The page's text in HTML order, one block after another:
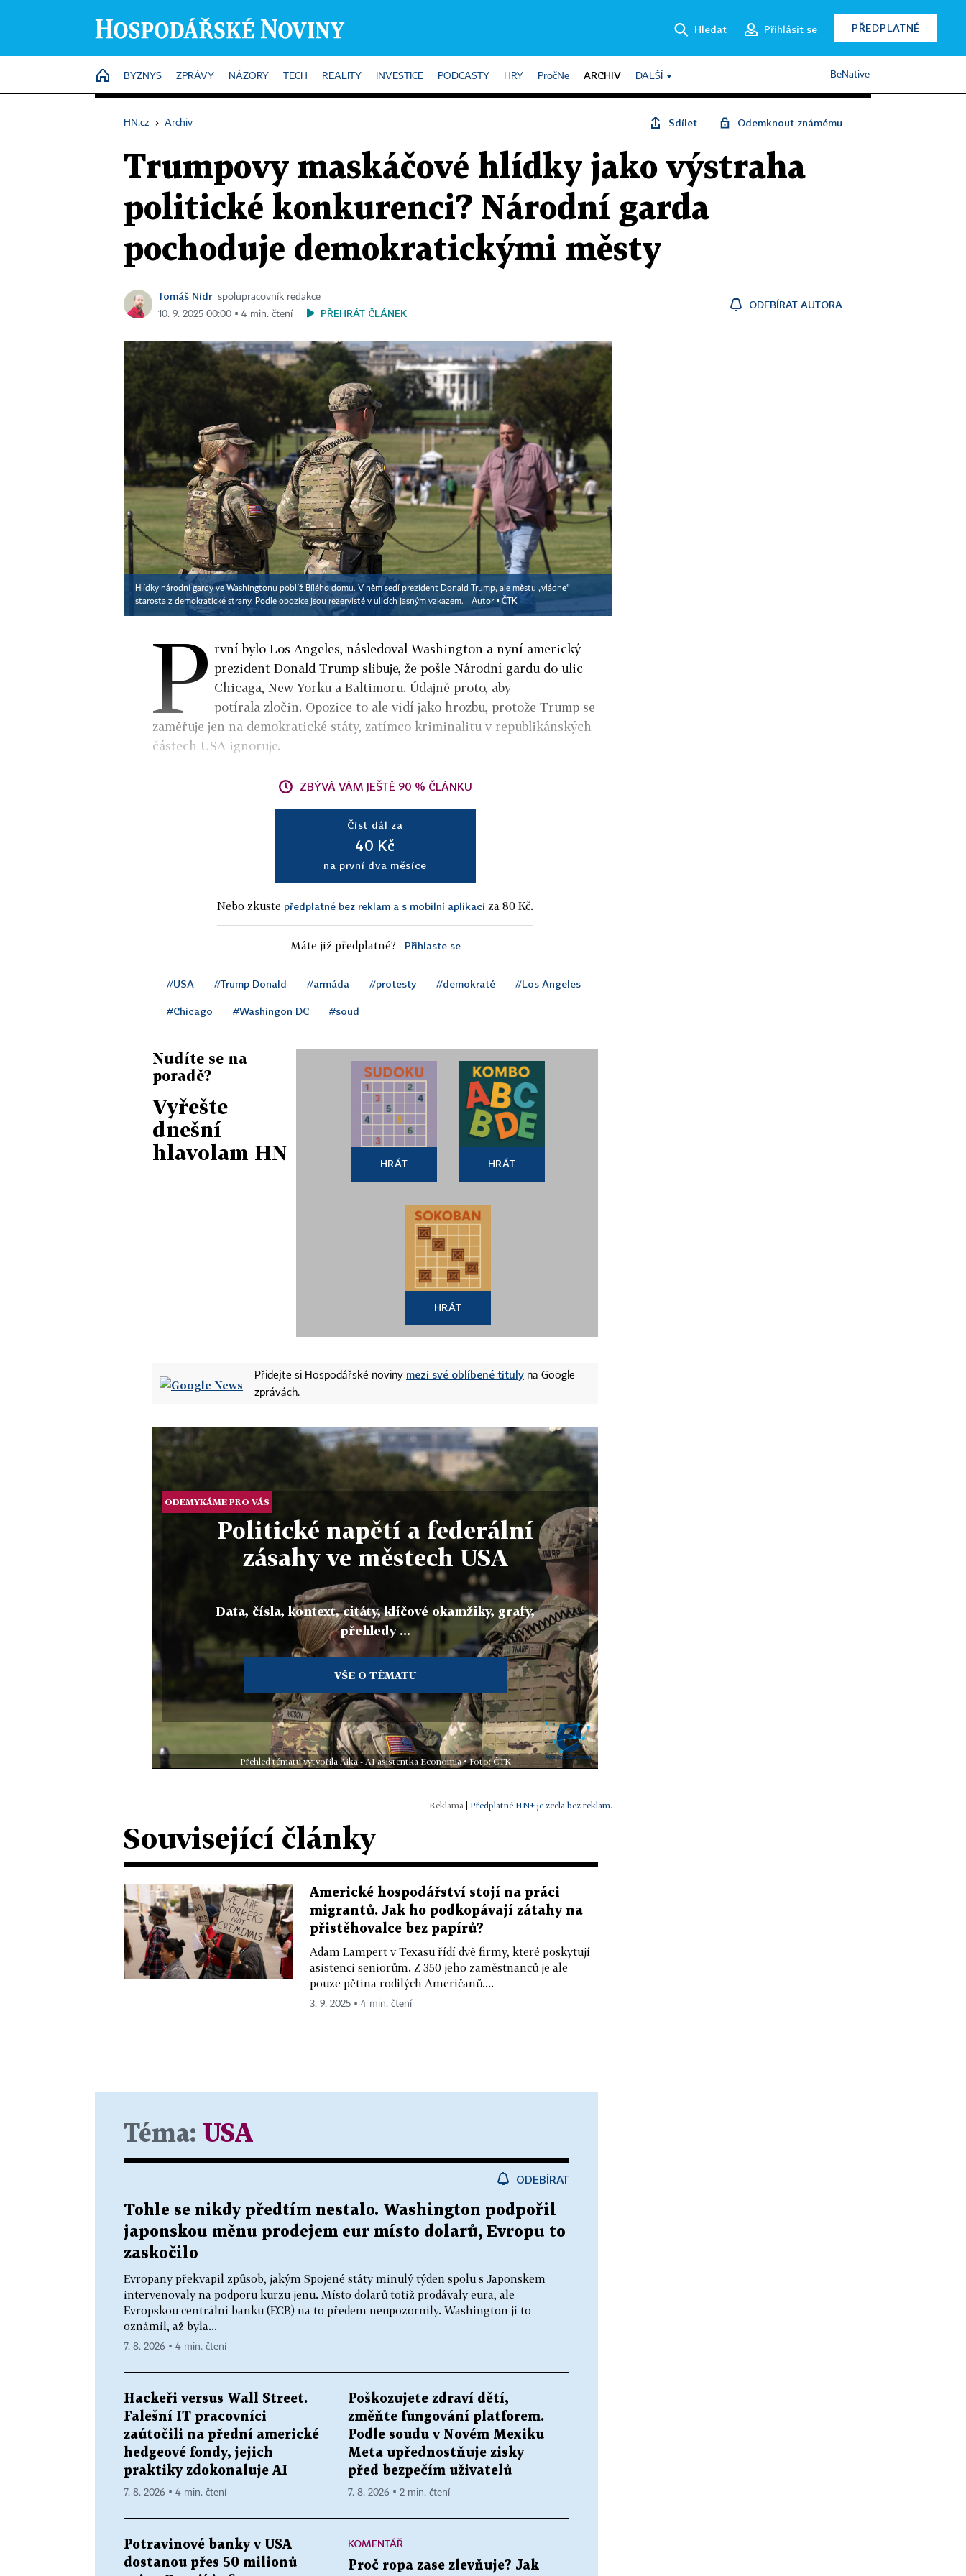
Hledat Přihlásit se PŘEDPLATNÉ
HOME
BYZNYS ZPRÁVY NÁZORY TECH REALITY INVESTICE PODCASTY HRY PročNe ARCHIV DALŠÍ BeNative
HN.cz › Archiv Sdílet Odemknout známému
Trumpovy maskáčové hlídky jako výstraha
politické konkurenci? Národní garda
pochoduje demokratickými městy
Tomáš Nídr spolupracovník redakce
10. 9. 2025 00:00 ▪ 4 min. čtení
PŘEHRÁT ČLÁNEK
ODEBÍRAT AUTORA
Hlídky národní gardy ve Washingtonu poblíž Bílého domu. V něm sedí prezident Donald Trump, ale městu „vládne“
starosta z demokratické strany. Podle opozice jsou rezervisté v ulicích jasným vzkazem.
Autor ▪ ČTK
P rvní bylo Los Angeles, následoval Washington a nyní americký
prezident Donald Trump slibuje, že pošle Národní gardu do ulic
Chicaga, New Yorku a Baltimoru. Údajně proto, aby
potírala zločin. Opozice to ale vidí jako hrozbu, protože Trump se
zaměřuje jen na demokratické státy, zatímco kriminalitu v republikánských
částech USA ignoruje.
ZBÝVÁ VÁM JEŠTĚ 90 % ČLÁNKU
Číst dál za
40 Kč
na první dva měsíce
Nebo zkuste předplatné bez reklam a s mobilní aplikací za 80 Kč.
Máte již předplatné? Přihlaste se
#USA #Trump Donald #armáda #protesty #demokraté #Los Angeles
#Chicago #Washingon DC #soud
Nudíte se na
poradě?
Vyřešte
dnešní
hlavolam HN
HRÁT HRÁT
HRÁT
Přidejte si Hospodářské noviny mezi své oblíbené tituly na Google
zprávách.
ODEMYKÁME PRO VÁS
Politické napětí a federální
zásahy ve městech USA
Data, čísla, kontext, citáty, klíčové okamžiky, grafy,
přehledy ...
VŠE O TÉMATU
Přehled tématu vytvořila Aika - AI asistentka Economia • Foto: ČTK
Předplatné HN+ je zcela bez reklam.
Související články
Americké hospodářství stojí na práci
migrantů. Jak ho podkopávají zátahy na
přistěhovalce bez papírů?
Adam Lampert v Texasu řídí dvě firmy, které poskytují
asistenci seniorům. Z 350 jeho zaměstnanců je ale
pouze pětina rodilých Američanů....
3. 9. 2025 ▪ 4 min. čtení
Téma: USA
ODEBÍRAT
Tohle se nikdy předtím nestalo. Washington podpořil
japonskou měnu prodejem eur místo dolarů, Evropu to
zaskočilo
Evropany překvapil způsob, jakým Spojené státy minulý týden spolu s Japonskem
intervenovaly na podporu kurzu jenu. Místo dolarů totiž prodávaly eura, ale
Evropskou centrální banku (ECB) na to předem neupozornily. Washington jí to
oznámil, až byla...
7. 8. 2026 ▪ 4 min. čtení
Hackeři versus Wall Street.
Falešní IT pracovníci
zaútočili na přední americké
hedgeové fondy, jejich
praktiky zdokonaluje AI
7. 8. 2026 ▪ 4 min. čtení
Poškozujete zdraví dětí,
změňte fungování platforem.
Podle soudu v Novém Mexiku
Meta upřednostňuje zisky
před bezpečím uživatelů
7. 8. 2026 ▪ 2 min. čtení
Potravinové banky v USA
dostanou přes 50 milionů
KOMENTÁŘ
Proč ropa zase zlevňuje? Jak